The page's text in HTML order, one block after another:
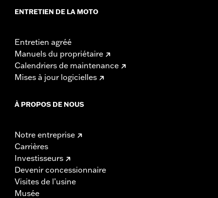
ENTRETIEN DE LA MOTO
Entretien agréé
Manuels du propriétaire
Calendriers de maintenance
Mises à jour logicielles
À PROPOS DE NOUS
Notre entreprise
Carrières
Investisseurs
Devenir concessionnaire
Visites de l’usine
Musée